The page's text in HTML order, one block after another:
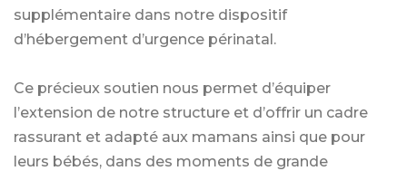
supplémentaire dans notre dispositif
d’hébergement d’urgence périnatal.
Ce précieux soutien nous permet d’équiper
l’extension de notre structure et d’offrir un cadre
rassurant et adapté aux mamans ainsi que pour
leurs bébés, dans des moments de grande